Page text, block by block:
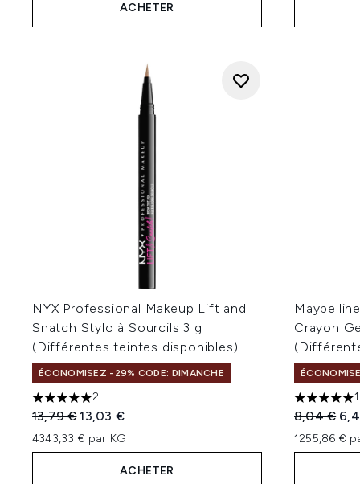
ACHETER
NYX Professional Makeup Lift and
Snatch Stylo à Sourcils 3 g
(Différentes teintes disponibles)
ÉCONOMISEZ -29% CODE: DIMANCHE
5 étoiles sur un maximum de 5
2
Prix de vente :
13,79 €Prix ​​actuel :
13,03 €
4343,33 € par KG
ACHETER
Crayon
5 étoiles 1
Prix de
8,04 €
1255,86 €